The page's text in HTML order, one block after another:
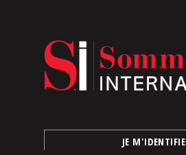
JE M'IDENTIFIE